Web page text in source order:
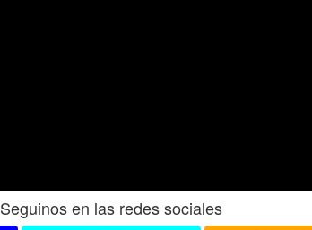
Seguinos en las redes sociales